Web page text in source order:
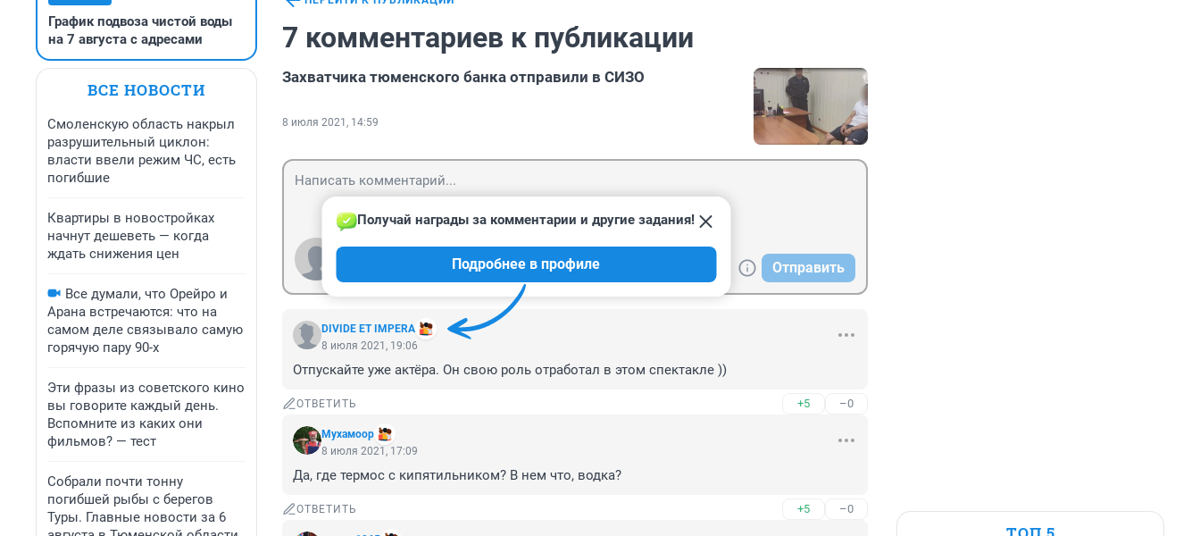
График подвоза чистой воды
на 7 августа с адресами
ВСЕ НОВОСТИ
Смоленскую область накрыл
разрушительный циклон:
власти ввели режим ЧС, есть
погибшие
Квартиры в новостройках
начнут дешеветь — когда
ждать снижения цен
Все думали, что Орейро и
Арана встречаются: что на
самом деле связывало самую
горячую пару 90-х
Эти фразы из советского кино
вы говорите каждый день.
Вспомните из каких они
фильмов? — тест
Собрали почти тонну
погибшей рыбы с берегов
Туры. Главные новости за 6
7 комментариев к публикации
Захватчика тюменского банка отправили в СИЗО
8 июля 2021, 14:59
Гость
Отправить
DIVIDE ET IMPERA
Получай награды за комментарии и другие задания!
Подробнее в профиле
8 июля 2021, 19:06
Отпускайте уже актёра. Он свою роль отработал в этом спектакле ))
ОТВЕТИТЬ +5 –0
Мухамоор
8 июля 2021, 17:09
Да, где термос с кипятильником? В нем что, водка?
ОТВЕТИТЬ +5 –0